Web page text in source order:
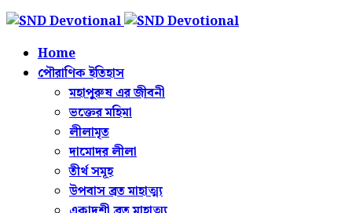
Home
পৌরাণিক ইতিহাস
মহাপুরুষ এর জীবনী
ভক্তের মহিমা
লীলামৃত
দামোদর লীলা
তীর্থ সমূহ
উপবাস ব্রত মাহাত্ম্য